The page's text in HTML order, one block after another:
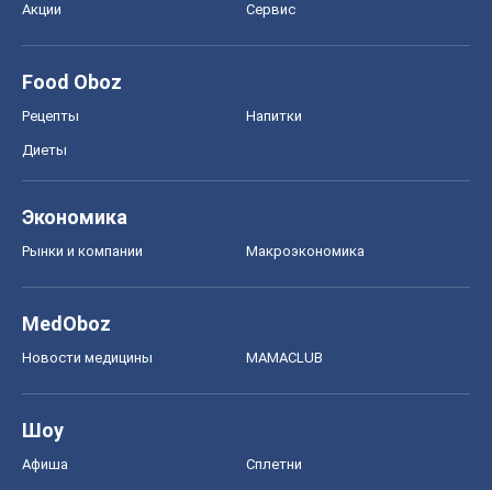
Акции Сервис
Food Oboz
Рецепты Напитки
Диеты
Экономика
Рынки и компании Mакроэкономика
MedOboz
Новости медицины MAMACLUB
Шоу
Афиша Сплетни